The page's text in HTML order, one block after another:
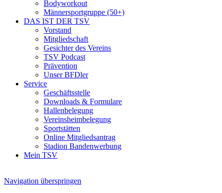
Bodyworkout
Männersportgruppe (50+)
DAS IST DER TSV
Vorstand
Mitgliedschaft
Gesichter des Vereins
TSV Podcast
Prävention
Unser BFDler
Service
Geschäftsstelle
Downloads & Formulare
Hallenbelegung
Vereinsheimbelegung
Sportstätten
Online Mitgliedsantrag
Stadion Bandenwerbung
Mein TSV
Navigation überspringen